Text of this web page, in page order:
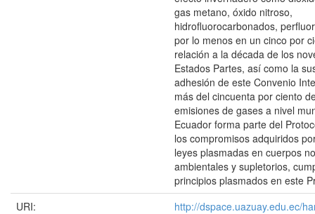
gas metano, óxido nitroso,
hidrofluorocarbonados,
por lo menos en un cinco por
relación a la década de los
Estados Partes, así como la
adhesión de este Convenio
más del cincuenta por ciento
emisiones de gases a nivel
Ecuador forma parte del
los compromisos adquiridos
leyes plasmadas en cuerpos
ambientales y supletorios,
principios plasmados en este
URI:
http://dspace.uazuay.edu.ec/